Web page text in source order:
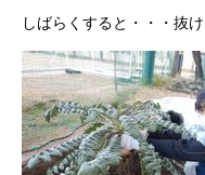
しばらくすると・・・抜